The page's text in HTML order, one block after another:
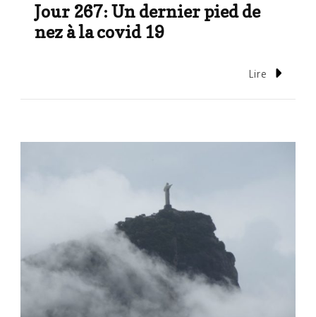
Jour 267: Un dernier pied de
nez à la covid 19
Lire